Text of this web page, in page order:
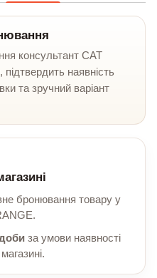
консультант CAT
наявність
та зручний варіант
бронювання товару у
за умови наявності